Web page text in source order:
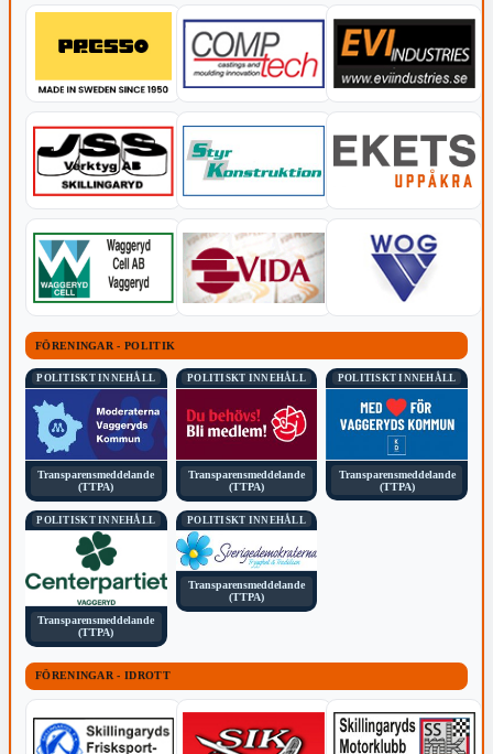
FÖRENINGAR - POLITIK
POLITISKT INNEHÅLL
Transparensmeddelande
(TTPA)
POLITISKT INNEHÅLL
Transparensmeddelande
(TTPA)
POLITISKT INNEHÅLL
Transparensmeddelande
(TTPA)
POLITISKT INNEHÅLL
Transparensmeddelande
(TTPA)
POLITISKT INNEHÅLL
Transparensmeddelande
(TTPA)
FÖRENINGAR - IDROTT